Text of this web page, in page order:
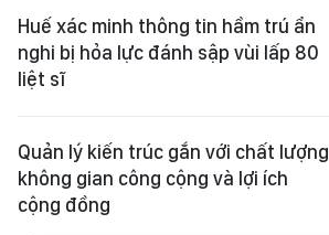
Huế xác minh thông tin hầm trú ẩn
nghi bị hỏa lực đánh sập vùi lấp 80
liệt sĩ
Quản lý kiến trúc gắn với chất lượng
không gian công cộng và lợi ích
cộng đồng